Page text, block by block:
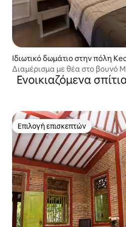
Ιδιωτικό δωμάτιο στην πόλη
lik
Διαμέρισμα με θέα στο βουνό
Γιογκιακάρτα
Ενοικιαζόμενα
Επιλογή επισκεπτών
Επιλογή επισκεπτών